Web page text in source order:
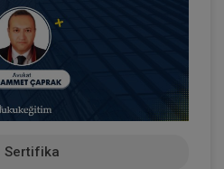
Sertifika